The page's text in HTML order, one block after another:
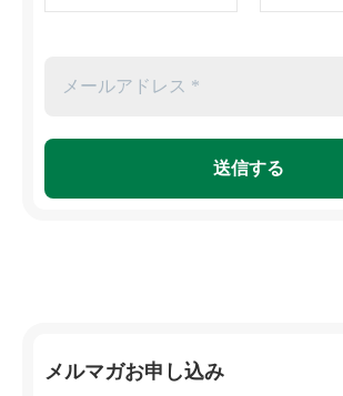
メルマガお申し込み